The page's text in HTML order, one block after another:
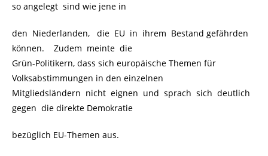
so angelegt sind wie jene in
den Niederlanden, die EU in ihrem Bestand gefährden
können. Zudem meinte die
Grün-Politikern, dass sich europäische Themen für
Volksabstimmungen in den einzelnen
Mitgliedsländern nicht eignen und sprach sich deutlich
gegen die direkte Demokratie
bezüglich EU-Themen aus.